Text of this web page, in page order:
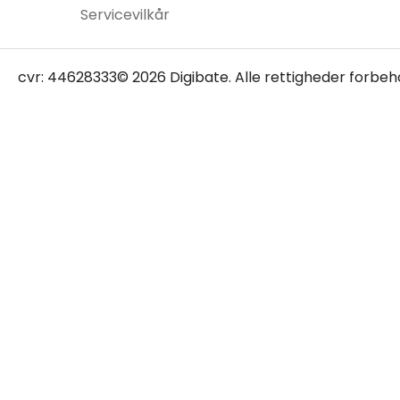
Servicevilkår
cvr: 44628333© 2026 Digibate. Alle rettigheder